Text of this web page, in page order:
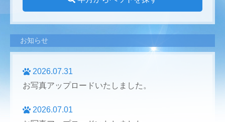
お知らせ
2026.07.31
お写真アップロードいたしました。
2026.07.01